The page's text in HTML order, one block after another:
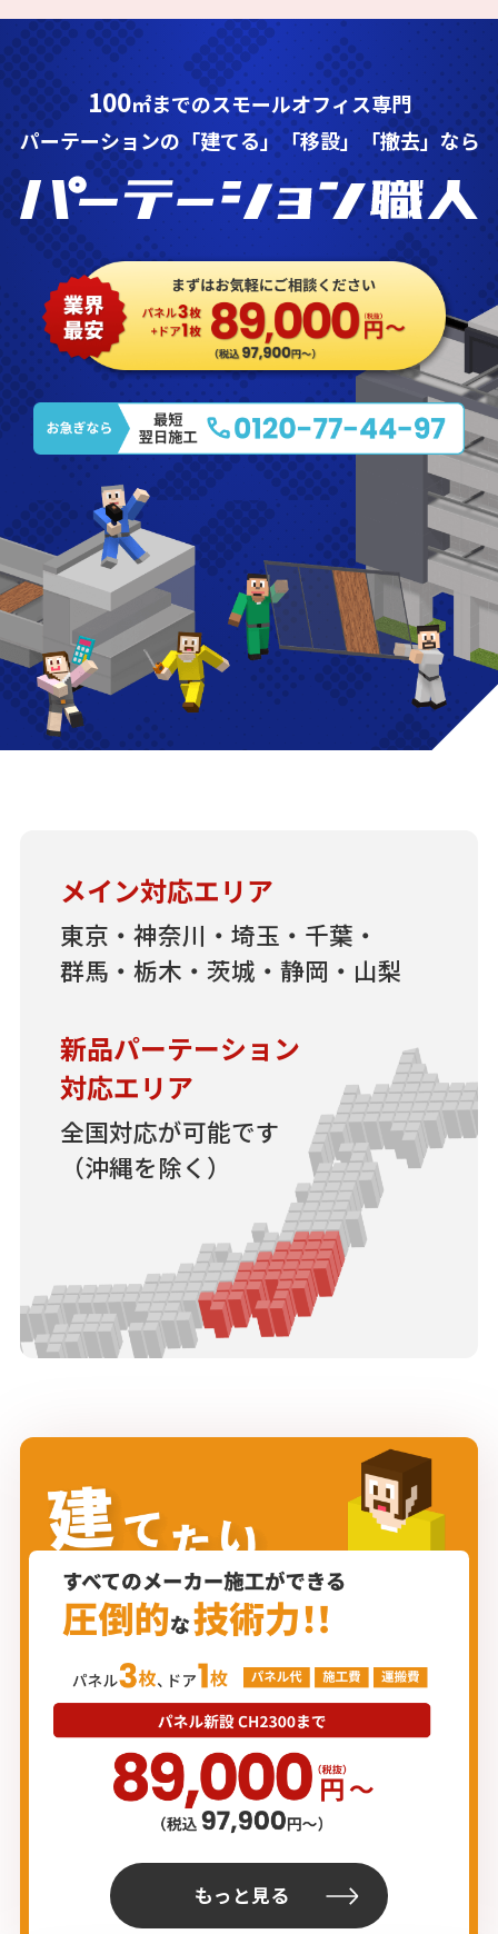
100㎡までのスモールオフィス専門
パーテーションの「建てる」「移設」「撤去」なら
メイン対応エリア
東京・神奈川・埼玉・千葉・
群馬・栃木・茨城・静岡・山梨
新品パーテーション
対応エリア
全国対応が可能です
（沖縄を除く）
もっと見る